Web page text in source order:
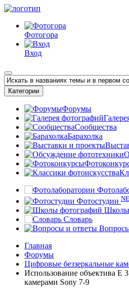
Фотогора
Вход
Категории
Форумы
Сообщества
Барахолка
Фотостудии
Школы
Словарь
Главная
Форумы
Цифровые беззеркальные
Использование объективa E
камерами Sony 7-9